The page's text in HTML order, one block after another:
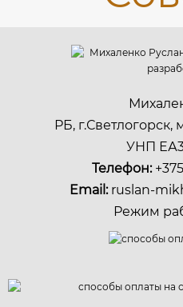
РБ, г.Светлогорск,
УНП
Телефон:
Email:ruslan-
Режим